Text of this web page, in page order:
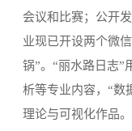
会议和比赛；公开
业现已开设两个微
锅”。“丽水路日志”
析等专业内容，“数
理论与可视化作品